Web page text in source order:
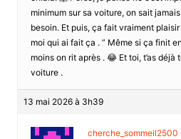
minimum sur sa voiture, on sait
besoin. Et puis, ça fait vraiment plaisir
moi qui ai fait ça . ” Même si ça finit
moins on rit après . 😂 Et toi, t’as déjà
voiture .
13 mai 2026 à 3h39
cherche_sommeil2500